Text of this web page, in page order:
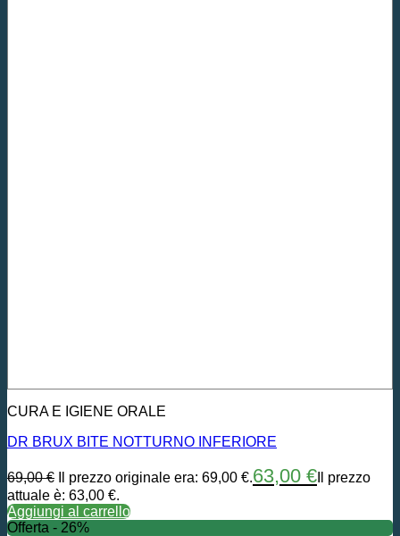
CURA E IGIENE ORALE
DR BRUX BITE NOTTURNO INFERIORE
69,00€ Il prezzo originale era: 69,00 €.63,00 € Il prezzo
attuale è: 63,00 €.
Aggiungi al carrello
Offerta - 26%